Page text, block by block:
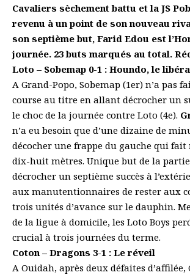
Cavaliers sèchement battu et la JS
revenu à un point de son nouveau
son septième but, Farid Edou est
journée. 23 buts marqués au total.
Loto – Sobemap 0-1 : Houndo, le
A Grand-Popo, Sobemap (1er) n’a pas
course au titre en allant décrocher un
le choc de la journée contre Loto (4e).
n’a eu besoin que d’une dizaine de
décocher une frappe du gauche qui fait
dix-huit mètres. Unique but de la
décrocher un septième succès à
aux manutentionnaires de rester aux
trois unités d’avance sur le dauphin.
de la ligue à domicile, les Loto Boys
crucial à trois journées du terme.
Coton – Dragons 3-1 : Le réveil
A Ouidah, après deux défaites d’affilée,